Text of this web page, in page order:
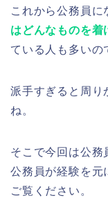
これから公務員に
はどんなものを着
ている人も多いの
派手すぎると周り
ね。
そこで今回は公務
公務員が経験を元
ご覧ください。